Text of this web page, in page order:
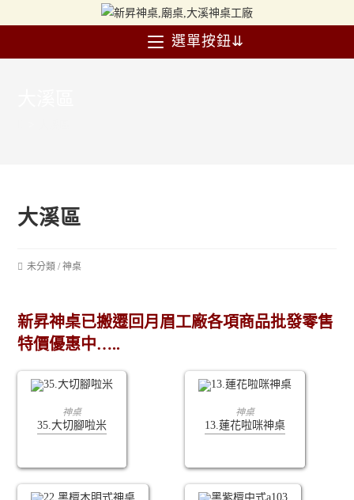
選單按鈕⇊
大溪區
未分類 / 神桌
新昇神桌已搬遷回月眉工廠各項商品批發零售
特價優惠中…..
查看內容
神桌
35.大切腳啦米
查看內容
神桌
13.蓮花啦咪神桌